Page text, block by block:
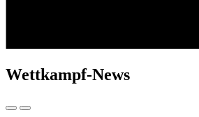
Wettkampf-News